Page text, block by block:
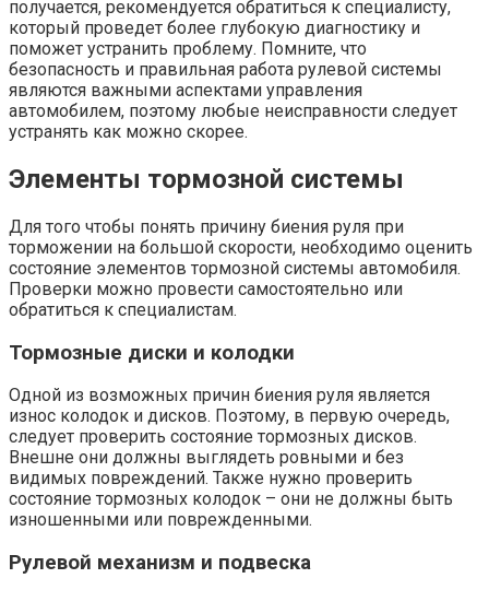
получается, рекомендуется обратиться к специалисту,
который проведет более глубокую диагностику и
поможет устранить проблему. Помните, что
безопасность и правильная работа рулевой системы
являются важными аспектами управления
автомобилем, поэтому любые неисправности следует
устранять как можно скорее.
Элементы тормозной системы
Для того чтобы понять причину биения руля при
торможении на большой скорости, необходимо оценить
состояние элементов тормозной системы автомобиля.
Проверки можно провести самостоятельно или
обратиться к специалистам.
Тормозные диски и колодки
Одной из возможных причин биения руля является
износ колодок и дисков. Поэтому, в первую очередь,
следует проверить состояние тормозных дисков.
Внешне они должны выглядеть ровными и без
видимых повреждений. Также нужно проверить
состояние тормозных колодок – они не должны быть
изношенными или поврежденными.
Рулевой механизм и подвеска